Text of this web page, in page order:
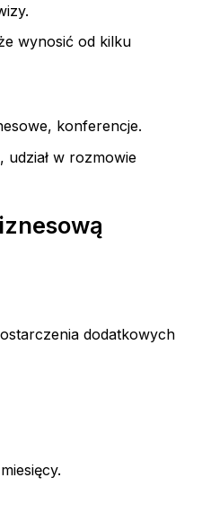
wynosić od kilku
konferencje.
udział w rozmowie
dodatkowych